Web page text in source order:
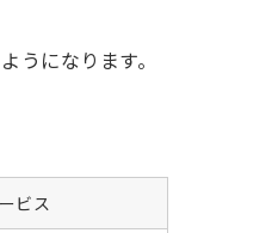
になります。
ビス